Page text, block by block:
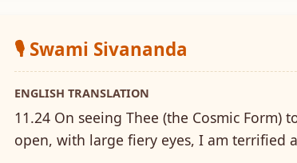
🎙️ Swami Sivananda
ENGLISH TRANSLATION
11.24 On seeing Thee (the Cosmic
open, with large fiery eyes, I am terrified